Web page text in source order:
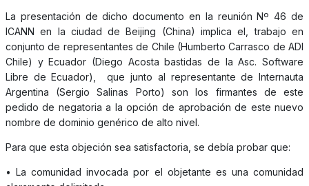
La presentación de dicho documento en la reunión Nº 46 de
ICANN en la ciudad de Beijing (China) implica el, trabajo en
conjunto de representantes de Chile (Humberto Carrasco de ADI
Chile) y Ecuador (Diego Acosta bastidas de la Asc. Software
Libre de Ecuador), que junto al representante de Internauta
Argentina (Sergio Salinas Porto) son los firmantes de este
pedido de negatoria a la opción de aprobación de este nuevo
nombre de dominio genérico de alto nivel.
Para que esta objeción sea satisfactoria, se debía probar que:
• La comunidad invocada por el objetante es una comunidad